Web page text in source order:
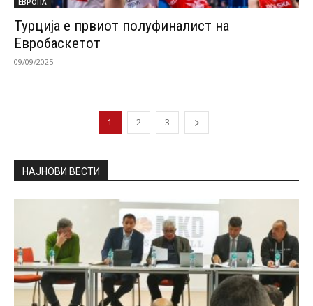
Турција е првиот полуфиналист на
Евробаскетот
09/09/2025
1 2 3
НАЈНОВИ ВЕСТИ